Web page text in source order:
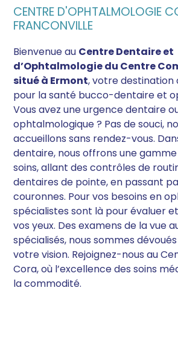
CENTRE D'OPHTALMOLOGIE
FRANCONVILLE
Bienvenue au Centre Dentaire et
d’Ophtalmologie du Centre
situé à Ermont, votre destination
pour la santé bucco-dentaire et
Vous avez une urgence dentaire
ophtalmologique ? Pas de souci,
accueillons sans rendez-vous.
dentaire, nous offrons une
soins, allant des contrôles de
dentaires de pointe, en passant
couronnes. Pour vos besoins en
spécialistes sont là pour évaluer
vos yeux. Des examens de la vue
spécialisés, nous sommes
votre vision. Rejoignez-nous au
Cora, où l’excellence des soins
la commodité.